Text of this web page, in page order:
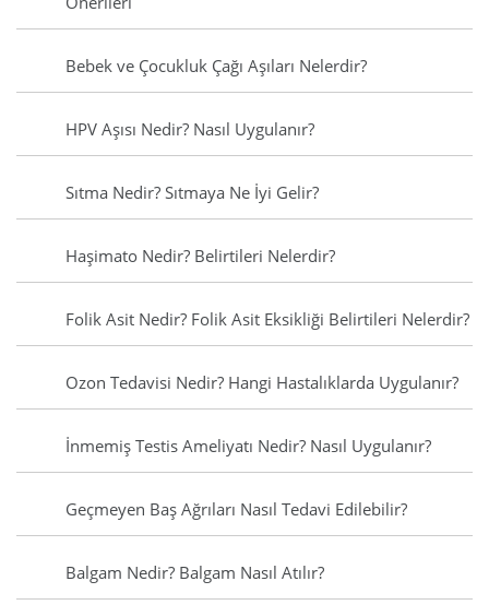
Bebek ve Çocukluk Çağı Aşıları Nelerdir?
HPV Aşısı Nedir? Nasıl Uygulanır?
Sıtma Nedir? Sıtmaya Ne İyi Gelir?
Haşimato Nedir? Belirtileri Nelerdir?
Folik Asit Nedir? Folik Asit Eksikliği Belirtileri Nelerdir?
Ozon Tedavisi Nedir? Hangi Hastalıklarda Uygulanır?
İnmemiş Testis Ameliyatı Nedir? Nasıl Uygulanır?
Geçmeyen Baş Ağrıları Nasıl Tedavi Edilebilir?
Balgam Nedir? Balgam Nasıl Atılır?